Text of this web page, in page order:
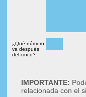
¿Qué número
va después
del cinco?:
IMPORTANTE:
relacionada con el